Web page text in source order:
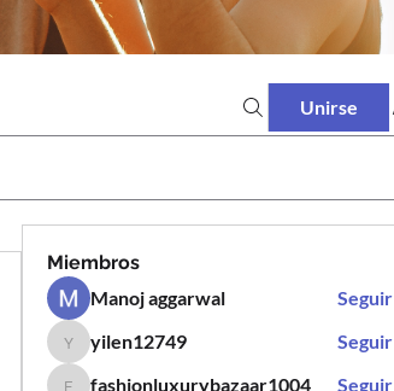
Unirse
Miembros
Manoj aggarwal
Seguir
yilen12749
yilen12749 Seguir
fashionluxurybazaar1004
Seguir